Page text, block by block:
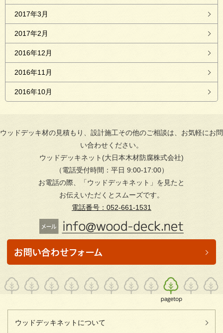
2017年3月
2017年2月
2016年12月
2016年11月
2016年10月
ウッドデッキ材の見積もり、設計施工その他のご相談は、お気軽にお問
い合わせください。
ウッドデッキネット(大日本木材防腐株式会社)
（電話受付時間：平日 9:00-17:00）
お電話の際、「ウッドデッキネット」を見たと
お伝えいただくとスムーズです。
電話番号：052-661-1531
ウッドデッキネットについて